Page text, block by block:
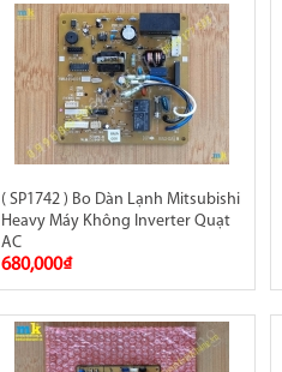
( SP1742 ) Bo Dàn Lạnh Mitsubishi
Heavy Máy Không Inverter Quạt
AC
680,000₫